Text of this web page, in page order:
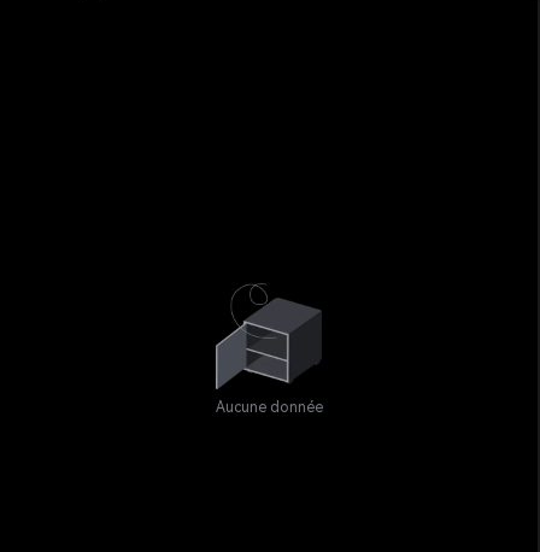
Aucune donnée